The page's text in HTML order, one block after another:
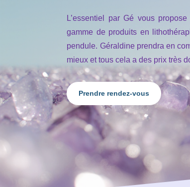
L’essentiel par Gé vous
gamme de produits en
pendule. Géraldine prendra en
mieux et tous cela a des prix très
Prendre rendez-vous